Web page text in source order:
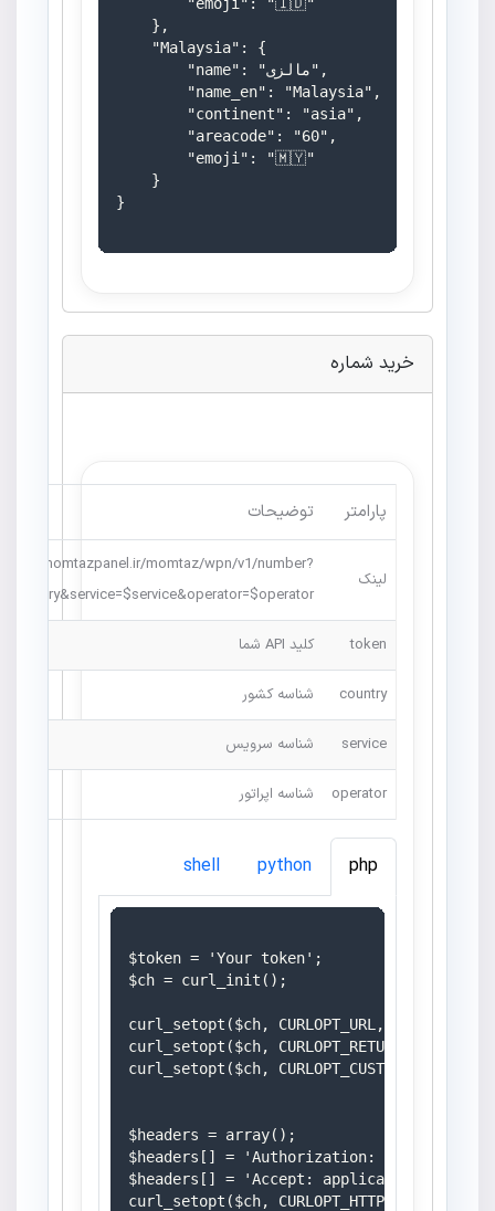
    },
    "Malaysia": {
        "name": "مالزی",
        "name_en": "Malaysia",
        "continent": "asia",
        "areacode": "60",
        "emoji": "🇲🇾"
    }
}
خرید شماره
پارامتر توضیحات
لینک
momtazpanel.ir/momtaz/wpn/v1/number?
token کلید API شما
country شناسه کشور
service شناسه سرویس
operator شناسه اپراتور
php
python
shell
$token = 'Your token';
$ch = curl_init();
curl_setopt($ch, CURLOPT_URL, 'https://
curl_setopt($ch,
curl_setopt($ch, CURLOPT_CUSTOMREQUEST,
$headers = array();
$headers[] = 'Authorization: Bearer ' .
$headers[] = 'Accept: application/json';
curl_setopt($ch, CURLOPT_HTTPHEADER,